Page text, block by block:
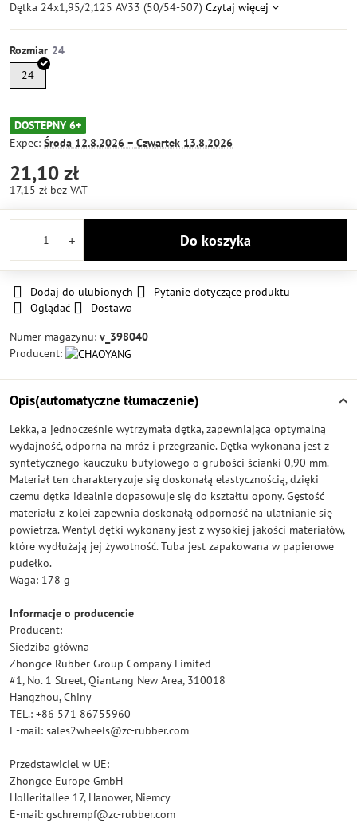
Dętka 24x1,95/2,125 AV33 (50/54-507) Czytaj więcej
Rozmiar
24
DOSTEPNY 6+
Expec: Środa 12.8.2026 − Czwartek 13.8.2026
21,10 zł
17,15 zł bez VAT
Do koszyka
Dodaj do ulubionych
Pytanie dotyczące produktu
Oglądać
Dostawa
Numer magazynu: v_398040
Producent:
Opis(automatyczne tłumaczenie)
Lekka, a jednocześnie wytrzymała dętka, zapewniająca optymalną
wydajność, odporna na mróz i przegrzanie. Dętka wykonana jest z
syntetycznego kauczuku butylowego o grubości ścianki 0,90 mm.
Materiał ten charakteryzuje się doskonałą elastycznością, dzięki
czemu dętka idealnie dopasowuje się do kształtu opony. Gęstość
materiału z kolei zapewnia doskonałą odporność na ulatnianie się
powietrza. Wentyl dętki wykonany jest z wysokiej jakości materiałów,
które wydłużają jej żywotność. Tuba jest zapakowana w papierowe
pudełko.
Waga: 178 g
Informacje o producencie
Producent:
Siedziba główna
Zhongce Rubber Group Company Limited
#1, No. 1 Street, Qiantang New Area, 310018
Hangzhou, Chiny
TEL.: +86 571 86755960
E-mail: sales2wheels@zc-rubber.com
Przedstawiciel w UE:
Zhongce Europe GmbH
Holleritallee 17, Hanower, Niemcy
E-mail: gschrempf@zc-rubber.com